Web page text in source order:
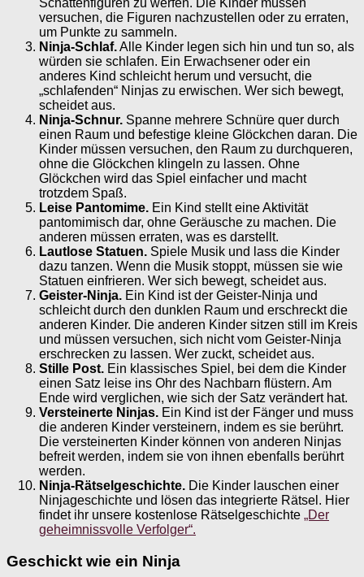
Schattenfiguren zu werfen. Die Kinder müssen
versuchen, die Figuren nachzustellen oder zu erraten,
um Punkte zu sammeln.
Ninja-Schlaf.Alle Kinder legen sich hin und tun so, als
würden sie schlafen. Ein Erwachsener oder ein
anderes Kind schleicht herum und versucht, die
„schlafenden“ Ninjas zu erwischen. Wer sich bewegt,
scheidet aus.
Ninja-Schnur. Spanne mehrere Schnüre quer durch
einen Raum und befestige kleine Glöckchen daran. Die
Kinder müssen versuchen, den Raum zu durchqueren,
ohne die Glöckchen klingeln zu lassen. Ohne
Glöckchen wird das Spiel einfacher und macht
trotzdem Spaß.
Leise Pantomime. Ein Kind stellt eine Aktivität
pantomimisch dar, ohne Geräusche zu machen. Die
anderen müssen erraten, was es darstellt.
Lautlose Statuen. Spiele Musik und lass die Kinder
dazu tanzen. Wenn die Musik stoppt, müssen sie wie
Statuen einfrieren. Wer sich bewegt, scheidet aus.
Geister-Ninja. Ein Kind ist der Geister-Ninja und
schleicht durch den dunklen Raum und erschreckt die
anderen Kinder. Die anderen Kinder sitzen still im Kreis
und müssen versuchen, sich nicht vom Geister-Ninja
erschrecken zu lassen. Wer zuckt, scheidet aus.
Stille Post. Ein klassisches Spiel, bei dem die Kinder
einen Satz leise ins Ohr des Nachbarn flüstern. Am
Ende wird verglichen, wie sich der Satz verändert hat.
Versteinerte Ninjas. Ein Kind ist der Fänger und muss
die anderen Kinder versteinern, indem es sie berührt.
Die versteinerten Kinder können von anderen Ninjas
befreit werden, indem sie von ihnen ebenfalls berührt
werden.
Ninja-Rätselgeschichte. Die Kinder lauschen einer
Ninjageschichte und lösen das integrierte Rätsel. Hier
findet ihr unsere kostenlose Rätselgeschichte „Der
geheimnissvolle Verfolger“.
Geschickt wie ein Ninja